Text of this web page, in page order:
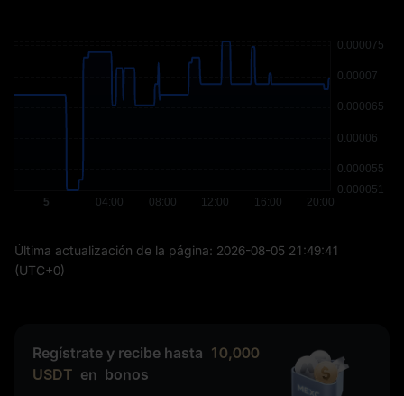
Última actualización de la página: 2026-08-05 21:49:41
(UTC+0)
Regístrate y recibe hasta 10,000
USDT en bonos